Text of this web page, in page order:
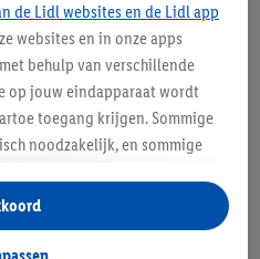
en bij hoge temperatuur moet
kamertemperatuur hard. In
celstructuur met open poriën die
de Lidl websites en de Lidl app
websites en in onze apps
behulp van verschillende
op jouw eindapparaat wordt
toegang krijgen. Sommige
noodzakelijk, en sommige
het verzamelen en
het tonen van
en buiten de Lidl-diensten.